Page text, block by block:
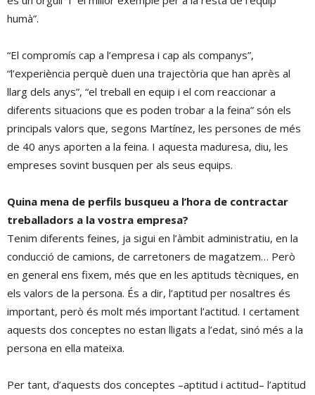
humà”.
“El compromís cap a l’empresa i cap als companys”,
“l’experiència perquè duen una trajectòria que han après al
llarg dels anys”, “el treball en equip i el com reaccionar a
diferents situacions que es poden trobar a la feina” són els
principals valors que, segons Martínez, les persones de més
de 40 anys aporten a la feina. I aquesta maduresa, diu, les
empreses sovint busquen per als seus equips.
Quina mena de perfils busqueu a l’hora de contractar
treballadors a la vostra empresa?
Tenim diferents feines, ja sigui en l’àmbit administratiu, en la
conducció de camions, de carretoners de magatzem… Però
en general ens fixem, més que en les aptituds tècniques, en
els valors de la persona. És a dir, l’aptitud per nosaltres és
important, però és molt més important l’actitud. I certament
aquests dos conceptes no estan lligats a l’edat, sinó més a la
persona en ella mateixa.
Per tant, d’aquests dos conceptes –aptitud i actitud– l’aptitud